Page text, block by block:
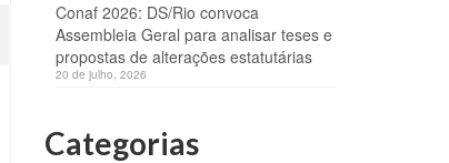
Conaf 2026: DS/Rio convoca
Assembleia Geral para analisar teses e
propostas de alterações estatutárias
20 de julho, 2026
Categorias